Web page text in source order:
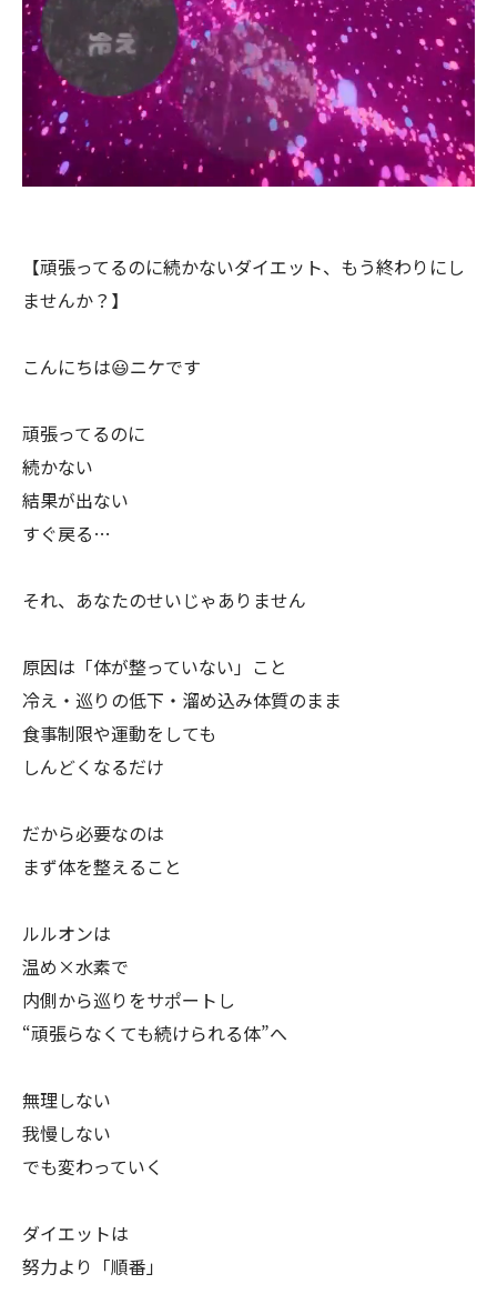
【頑張ってるのに続かないダイエット、もう終わりにし
ませんか？】
こんにちは😃ニケです
頑張ってるのに
続かない
結果が出ない
すぐ戻る…
それ、あなたのせいじゃありません
原因は「体が整っていない」こと
冷え・巡りの低下・溜め込み体質のまま
食事制限や運動をしても
しんどくなるだけ
だから必要なのは
まず体を整えること
ルルオンは
温め×水素で
内側から巡りをサポートし
“頑張らなくても続けられる体”へ
無理しない
我慢しない
でも変わっていく
ダイエットは
努力より「順番」